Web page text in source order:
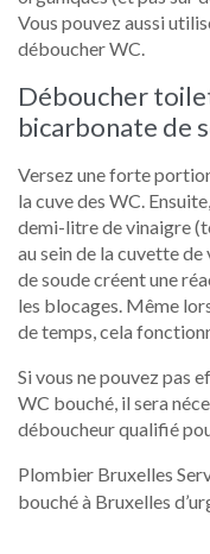
Vous pouvez aussi
déboucher WC.
Déboucher
bicarbonate de
Versez une forte
la cuve des WC.
demi-litre de vinaigre
au sein de la cuvette
de soude créent une
les blocages. Même
de temps, cela
Si vous ne pouvez pas
WC bouché, il sera
déboucheur qualifié
Plombier Bruxelles
bouché à Bruxelles